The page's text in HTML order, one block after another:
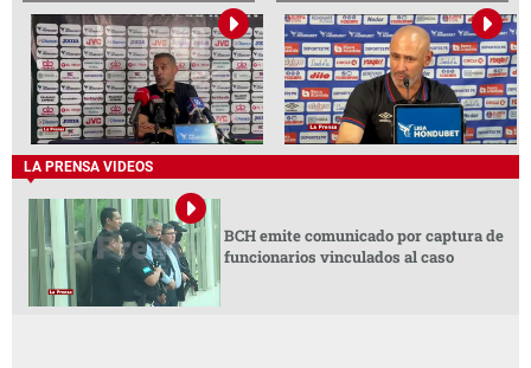
LA PRENSA VIDEOS
BCH emite comunicado por captura de
funcionarios vinculados al caso